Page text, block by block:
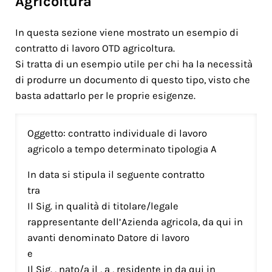
In questa sezione viene mostrato un esempio di
contratto di lavoro OTD agricoltura.
Si tratta di un esempio utile per chi ha la necessità
di produrre un documento di questo tipo, visto che
basta adattarlo per le proprie esigenze.
Oggetto: contratto individuale di lavoro
agricolo a tempo determinato tipologia A
In data si stipula il seguente contratto
tra
Il Sig. in qualità di titolare/legale
rappresentante dell’Azienda agricola, da qui in
avanti denominato Datore di lavoro
e
Il Sig. , nato/a il , a , residente in da qui in